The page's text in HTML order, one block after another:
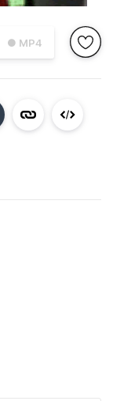
● MP4